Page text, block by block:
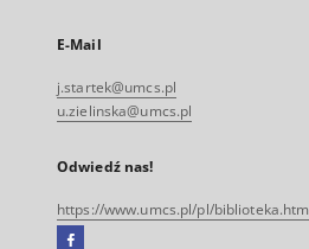
E-Mail
j.startek@umcs.pl
u.zielinska@umcs.pl
Odwiedź nas!
https://www.umcs.pl/pl/biblioteka.htm
Facebook